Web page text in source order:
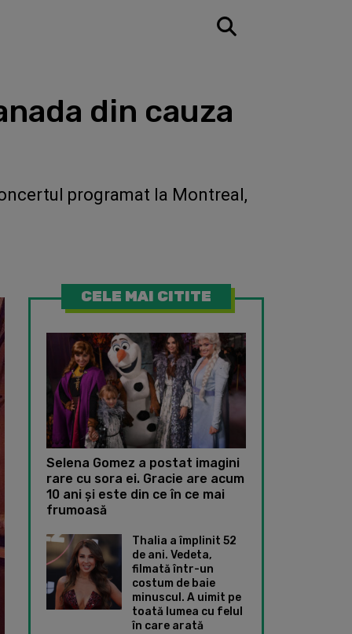
din cauza
programat la Montreal,
CELE MAI CITITE
Selena Gomez a postat imagini
rare cu sora ei. Gracie are acum
10 ani și este din ce în ce mai
frumoasă
Thalia a împlinit 52
de ani. Vedeta,
filmată într-un
costum de baie
minuscul. A uimit pe
toată lumea cu felul
în care arată